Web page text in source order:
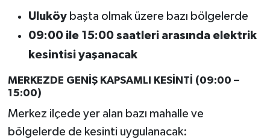
Uluköybaşta olmak üzere bazı bölgelerde
09:00 ile 15:00 saatleri arasında elektrik
kesintisi yaşanacak
MERKEZDE GENİŞ KAPSAMLI KESİNTİ (09:00 –
15:00)
Merkez ilçede yer alan bazı mahalle ve
bölgelerde de kesinti uygulanacak: